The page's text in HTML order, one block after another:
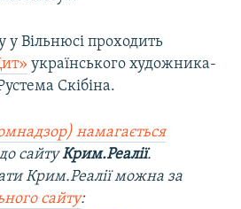
у Вільнюсі проходить
українського художника-
Скібіна.
намагається
сайтуКрим.Реалії.
Крим.Реалії можна за
сайту: